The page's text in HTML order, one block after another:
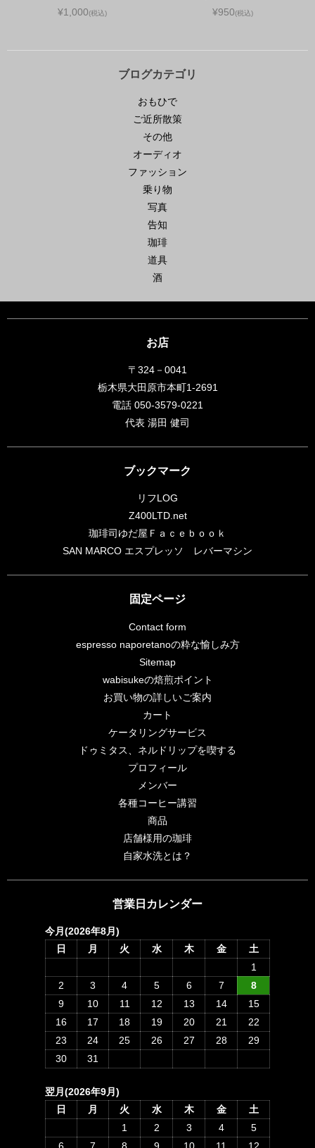
¥1,000(税込) ¥950(税込)
ブログカテゴリ
おもひで
ご近所散策
その他
オーディオ
ファッション
乗り物
写真
告知
珈琲
道具
酒
お店
〒324－0041
栃木県大田原市本町1-2691
電話 050-3579-0221
代表 湯田 健司
ブックマーク
リフLOG
Z400LTD.net
珈琲司ゆだ屋Ｆａｃｅｂｏｏｋ
SAN MARCO エスプレッソ レバーマシン
固定ページ
Contact form
espresso naporetanoの粋な愉しみ方
Sitemap
wabisukeの焙煎ポイント
お買い物の詳しいご案内
カート
ケータリングサービス
ドゥミタス、ネルドリップを喫する
プロフィール
メンバー
各種コーヒー講習
商品
店舗様用の珈琲
自家水洗とは？
営業日カレンダー
今月(2026年8月)
日
月 火 水 木 金
土
1
2
3 4 5 6 7
8
9
10 11 12 13 14
15
16
17 18 19 20 21
22
23
24 25 26 27 28
29
30
31
翌月(2026年9月)
日
月 火 水 木 金
土
1
2 3 4
5